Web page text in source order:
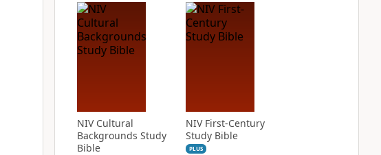
NIV Cultural
Backgrounds Study
Bible
NIV First-Century
Study Bible
PLUS